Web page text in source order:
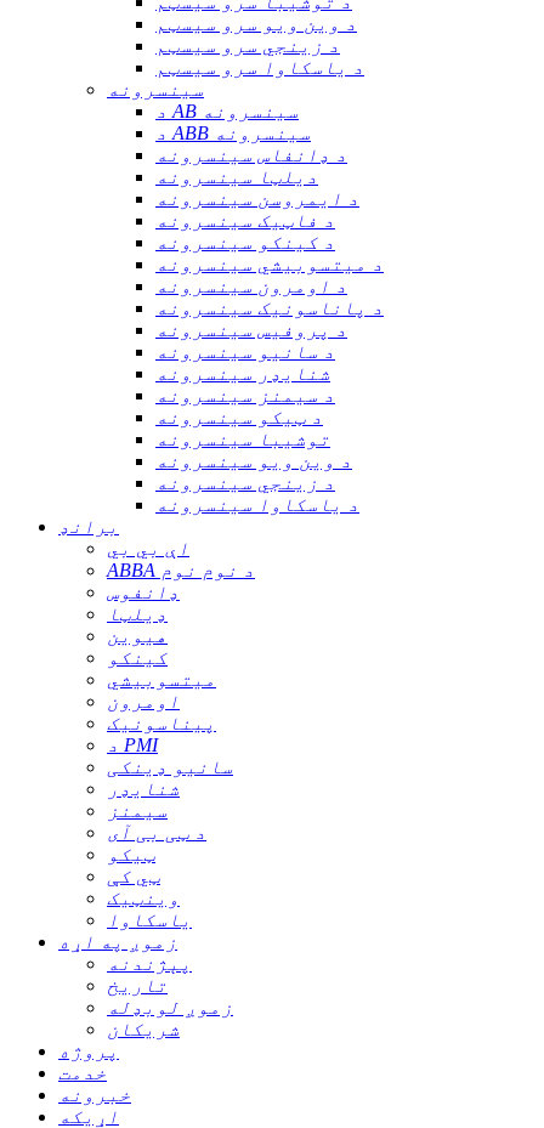
د وین ویو سرو سیسټم
د زینجي سرو سیسټم
د یاسکاوا سرو سیسټم
سینسرونه
د AB سینسرونه
د ABB سینسرونه
د ډانفاس سینسرونه
دیلټا سینسرونه
د ایمروسن سینسرونه
د فاټیک سینسرونه
د کینکو سینسرونه
د میتسوبیشي سینسرونه
د اومرون سینسرونه
د پاناسونیک سینسرونه
د پروفیس سینسرونه
د سانیو سینسرونه
شنایډر سینسرونه
د سیمنز سینسرونه
د ټیکو سینسرونه
توشیبا سینسرونه
د وین ویو سینسرونه
د زینجي سینسرونه
د یاسکاوا سینسرونه
برانډ
اې بي بي
ABBA د نوم نوم
ډانفوس
ډیلټا
هیوین
کینکو
میتسوبیشي
اومرون
پیناسونیک
د PMI
سانیو ډینکی
شنایډر
سیمنز
د ټی بی آی
ټیکو
ټي کې
وینټیک
یاسکاوا
زموږ په اړه
پېژندنه
تاریخ
زموږ لوبډله
شریکان
پروژه
خدمت
خبرونه
اړیکه